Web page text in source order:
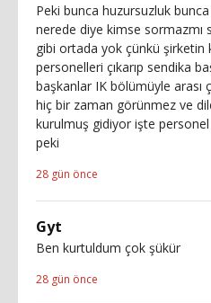
Peki bunca huzursuzluk
nerede diye kimse sormazmı
gibi ortada yok çünkü şirketin
personelleri çıkarıp sendika
başkanlar IK bölümüyle
hiç bir zaman görünmez ve
kurulmuş gidiyor işte
peki
28 gün önce
Gyt
Ben kurtuldum çok şükür
28 gün önce